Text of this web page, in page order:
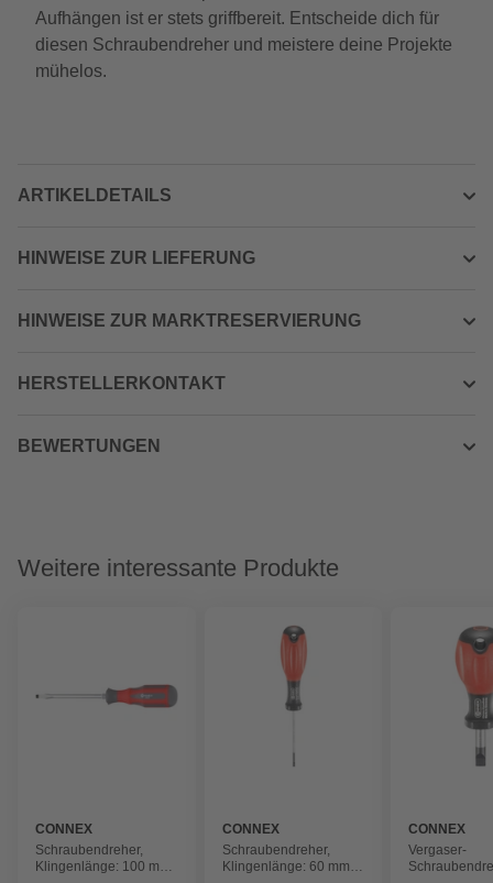
Aufhängen ist er stets griffbereit. Entscheide dich für
diesen Schraubendreher und meistere deine Projekte
mühelos.
ARTIKELDETAILS
HINWEISE ZUR LIEFERUNG
HINWEISE ZUR MARKTRESERVIERUNG
HERSTELLERKONTAKT
BEWERTUNGEN
Weitere interessante Produkte
CONNEX
Schraubendreher,
Klingenlänge: 100 mm,
CONNEX
Schraubendreher,
Klingenlänge: 60 mm,
CONNEX
Vergaser-